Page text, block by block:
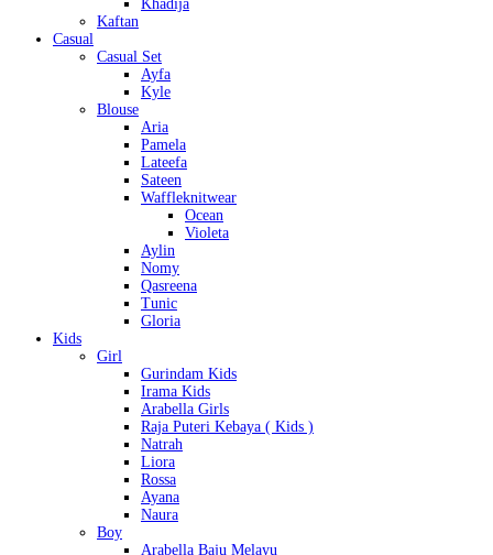
Khadija
Kaftan
Casual
Casual Set
Ayfa
Kyle
Blouse
Aria
Pamela
Lateefa
Sateen
Waffleknitwear
Ocean
Violeta
Aylin
Nomy
Qasreena
Tunic
Gloria
Kids
Girl
Gurindam Kids
Irama Kids
Arabella Girls
Raja Puteri Kebaya ( Kids )
Natrah
Liora
Rossa
Ayana
Naura
Boy
Arabella Baju Melayu